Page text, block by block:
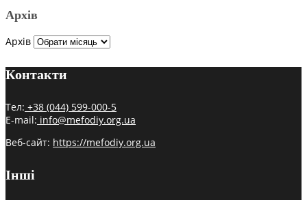
Архів
Архів
Контакти
Тел: +38 (044) 599-000-5
E-mail: info@mefodiy.org.ua
Веб-сайт: https://mefodiy.org.ua
Інші